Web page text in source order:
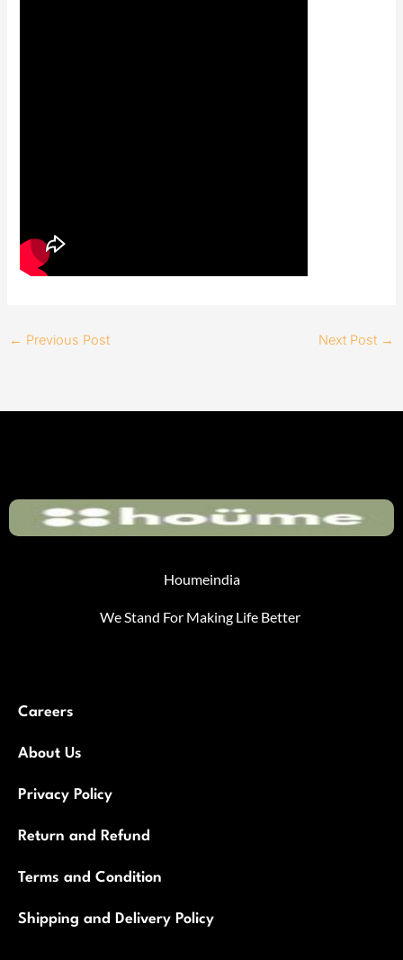
← Previous Post Next Post →
Houmeindia
We Stand For Making Life Better
Careers
About Us
Privacy Policy
Return and Refund
Terms and Condition
Shipping and Delivery Policy